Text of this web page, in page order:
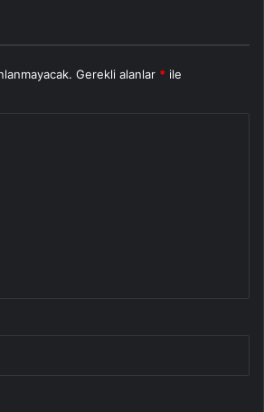
Gerekli alanlar * ile